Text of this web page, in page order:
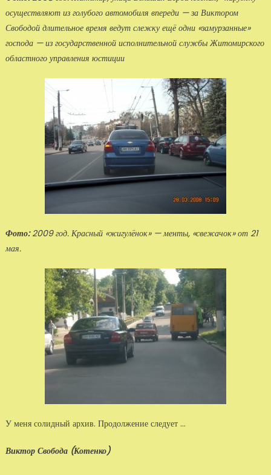
осуществляют из го­лубого автомобиля впереди — за Виктором
Свободой длительное время ведут слежку ещё од­ни «замурзанные»
господа — из государственной исполнительной службы Житомирского
об­ластного управления юстиции
Фото:2009 год. Красный «жигулёнок» — менты, «свежачок» от 21
мая.
У меня солидный архив. Продолжение следует …
Виктор Свобода (Котенко)